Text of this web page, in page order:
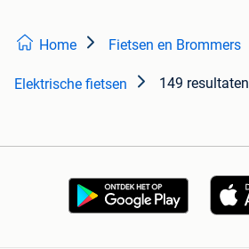
Home Fietsen en Brommers
Elektrische fietsen 149 resultaten